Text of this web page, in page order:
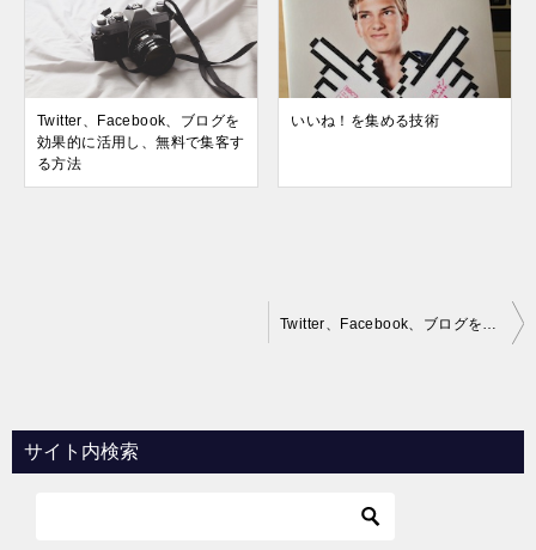
Twitter、Facebook、ブログを
効果的に活用し、無料で集客す
る方法
いいね！を集める技術
ビ
ゲ
Twitter、Facebook、ブログを効果的に活用し、無料で集客する方法
サイト内検索